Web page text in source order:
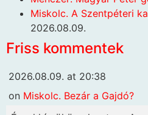
Miskolc. A Szentpéteri
2026.08.09.
Friss kommentek
2026.08.09. at 20:38
on Miskolc. Bezár a Gajdó?